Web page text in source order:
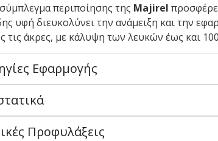
περιποίησης της Majirel
υφή διευκολύνει την ανάμειξη και την
τις άκρες, με κάλυψη των λευκών έως και
Εφαρμογής
Προφυλάξεις